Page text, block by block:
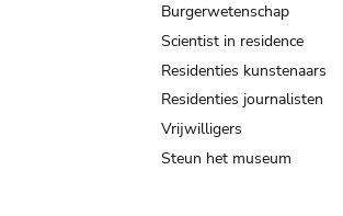
Burgerwetenschap
Scientist in residence
Residenties kunstenaars
Residenties journalisten
Vrijwilligers
Steun het museum